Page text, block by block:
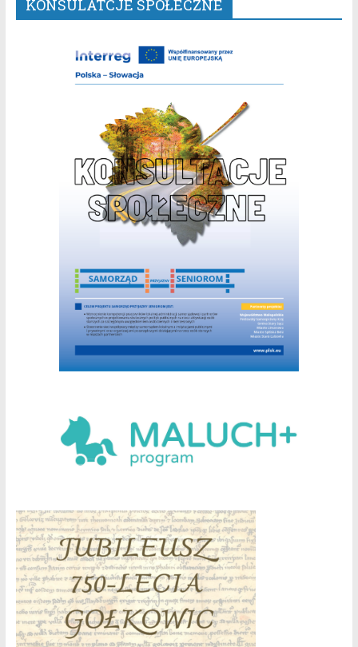
KONSULATCJE SPOŁECZNE